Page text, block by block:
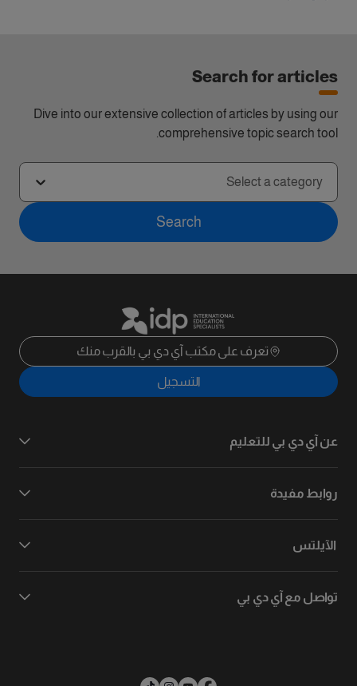
Search for articles
Dive into our extensive collection of articles by using our
comprehensive topic search tool.
Select a category
Search
تعرف على مكتب آي دي بي بالقرب منك
التسجيل
عن آي دي بي للتعليم
روابط مفيدة
الآيلتس
تواصل مع آي دي بي